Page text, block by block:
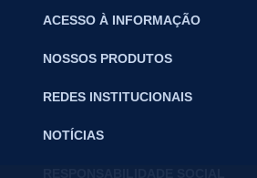
ACESSO À INFORMAÇÃO
NOSSOS PRODUTOS
REDES INSTITUCIONAIS
NOTÍCIAS